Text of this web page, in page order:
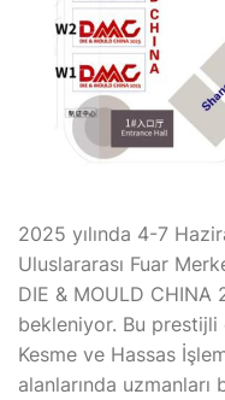
2025 yılında 4-7
Uluslararası Fuar
DIE & MOULD
bekleniyor. Bu prestijli
Kesme ve Hassas
alanlarında